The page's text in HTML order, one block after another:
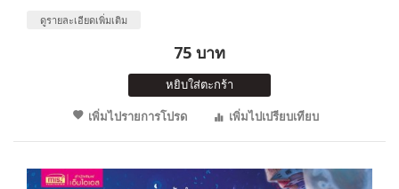
ดูรายละเอียดเพิ่มเติม
75 บาท
หยิบใส่ตะกร้า
เพิ่มไปรายการโปรด
เพิ่มไปเปรียบเทียบ